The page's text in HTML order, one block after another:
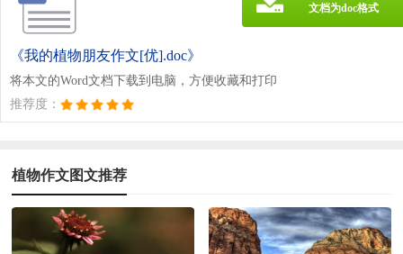
《我的植物朋友作文[优].doc》
将本文的Word文档下载到电脑，方便收藏和打印
推荐度：
文档为doc格式
植物作文图文推荐